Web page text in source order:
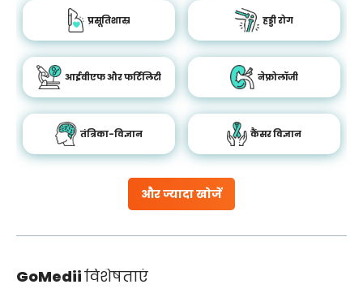
और ज्यादा खोजें
प्रसूतिशास्र हड्डी रोग
आईवीएफ और फर्टिलिटी नेफ्रोलॉजी
तंत्रिका-विज्ञान कैंसर विज्ञान
GoMediiविशेषताएं